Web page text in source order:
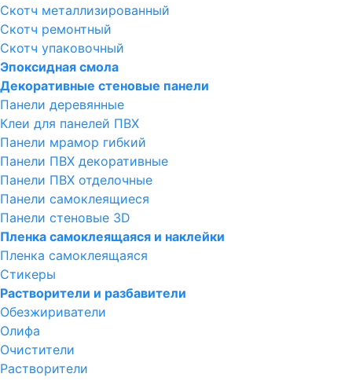
Скотч металлизированный
Скотч ремонтный
Скотч упаковочный
Эпоксидная смола
Декоративные стеновые панели
Панели деревянные
Клеи для панелей ПВХ
Панели мрамор гибкий
Панели ПВХ декоративные
Панели ПВХ отделочные
Панели самоклеящиеся
Панели стеновые 3D
Пленка самоклеящаяся и наклейки
Пленка самоклеящаяся
Стикеры
Растворители и разбавители
Обезжириватели
Олифа
Очистители
Растворители